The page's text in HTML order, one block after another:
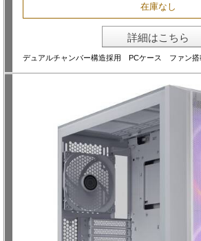
在庫なし
詳細はこちら
デュアルチャンバー構造採用 PCケース ファン搭